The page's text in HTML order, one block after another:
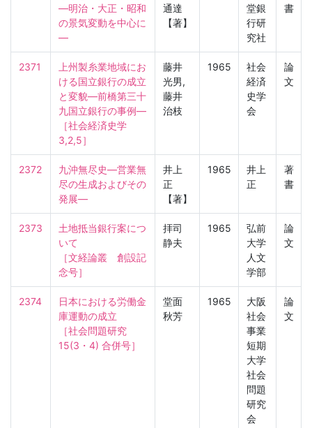
―明治・大正・昭和
の景気変動を中心に
―
通達
【著】
堂銀
行研
究社
書
2371
上州製糸業地域にお
ける国立銀行の成立
と変貌—前橋第三十
九国立銀行の事例—
［社会経済史学
3,2,5］
藤井
光男,
藤井
治枝
1965
社会
経済
史学
会
論
文
2372
九沖無尽史―営業無
尽の生成およびその
発展―
井上
正
【著】
1965
井上
正
著
書
2373
土地抵当銀行案につ
いて
［文経論叢　創設記
念号］
拝司
静夫
1965
弘前
大学
人文
学部
論
文
2374
日本における労働金
庫運動の成立
［社会問題研究
15(3・4) 合併号］
堂面
秋芳
1965
大阪
社会
事業
短期
大学
社会
問題
研究
会
論
文